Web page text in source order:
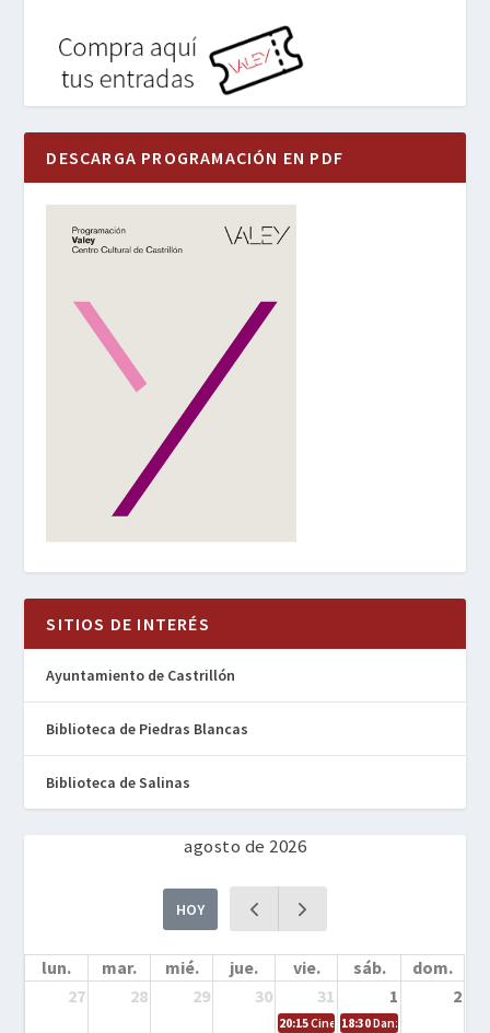
DESCARGA PROGRAMACIÓN EN PDF
SITIOS DE INTERÉS
Ayuntamiento de Castrillón
Biblioteca de Piedras Blancas
Biblioteca de Salinas
agosto de 2026
HOY
lun. mar. mié. jue. vie. sáb.
dom.
27
28 29 30 31 1 2
20:15Cine en la calle – Cómo
18:30Danza – Cita en el